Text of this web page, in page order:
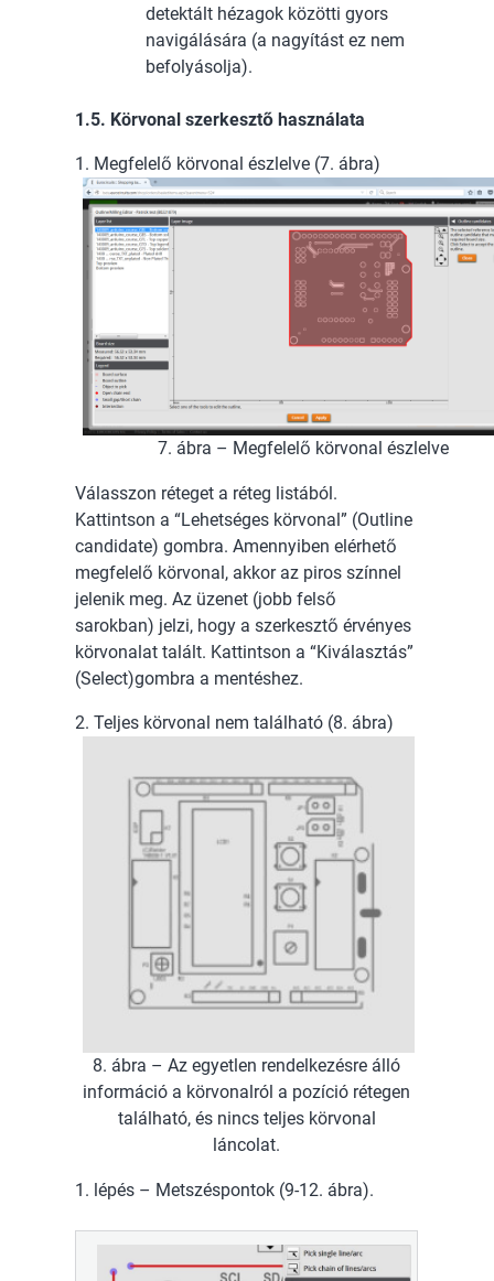
detektált hézagok közötti gyors
navigálására (a nagyítást ez nem
befolyásolja).
1.5. Körvonal szerkesztő használata
1. Megfelelő körvonal észlelve (7. ábra)
7. ábra – Megfelelő körvonal észlelve
Válasszon réteget a réteg listából.
Kattintson a “Lehetséges körvonal” (Outline
candidate) gombra. Amennyiben elérhető
megfelelő körvonal, akkor az piros színnel
jelenik meg. Az üzenet (jobb felső
sarokban) jelzi, hogy a szerkesztő érvényes
körvonalat talált. Kattintson a “Kiválasztás”
(Select)gombra a mentéshez.
2. Teljes körvonal nem található (8. ábra)
8. ábra – Az egyetlen rendelkezésre álló
információ a körvonalról a pozíció rétegen
található, és nincs teljes körvonal
láncolat.
1. lépés – Metszéspontok (9-12. ábra).